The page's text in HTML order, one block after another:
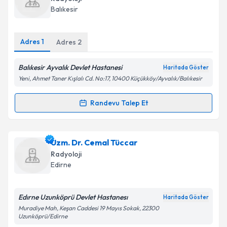
takvim hazırlandığında e-posta ile bilgilendireceğiz.
Kişisel verilerimin işlenmesine ilişkinAydınlatma
kapsamda işlenmesini kabul ediyorum.
Balıkesir
Adres 1 Adres 2
Balıkesir Ayvalık Devlet Hastanesi Haritada Göster
Yeni, Ahmet Taner Kışlalı Cd. No:17, 10400 Küçükköy/Ayvalık/Balıkesir
Randevu Talep Et
Randevu Takvimi Talebi
Dr. Anıl Güner için randevu takvimi talebi oluşturun.
Size bu uzmandan randevu almanız için bir takvim
hazırlandığında e-posta ile bilgilendireceğiz.
Uzm. Dr. Cemal Tüccar
Radyoloji
Edirne
Edırne Uzunköprü Devlet Hastanesı Haritada Göster
Muradiye Mah, Keşan Caddesi 19 Mayıs Sokak, 22300
Uzunköprü/Edirne